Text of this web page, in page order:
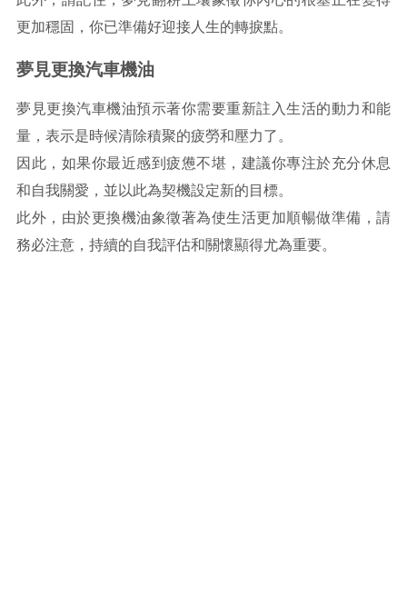
更加穩固，你已準備好迎接人生的轉捩點。
夢見更換汽車機油
夢見更換汽車機油預示著你需要重新註入生活的動力和能
量，表示是時候清除積聚的疲勞和壓力了。
因此，如果你最近感到疲憊不堪，建議你專注於充分休息
和自我關愛，並以此為契機設定新的目標。
此外，由於更換機油象徵著為使生活更加順暢做準備，請
務必注意，持續的自我評估和關懷顯得尤為重要。